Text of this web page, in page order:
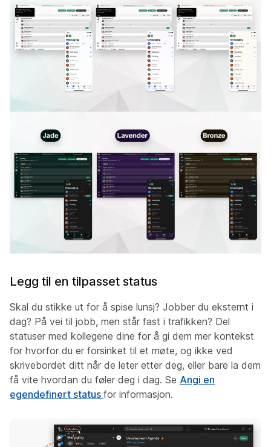
Legg til en tilpasset status
Skal du stikke ut for å spise lunsj? Jobber du eksternt i
dag? På vei til jobb, men står fast i trafikken? Del
statuser med kollegene dine for å gi dem mer kontekst
for hvorfor du er forsinket til et møte, og ikke ved
skrivebordet ditt når de leter etter deg, eller bare la dem
få vite hvordan du føler deg i dag. Se Angi en
egendefinert status for informasjon.